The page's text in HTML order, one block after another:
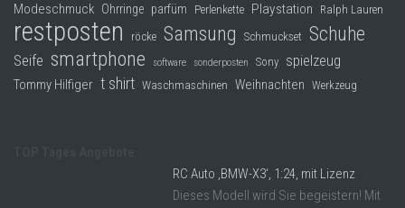
Modeschmuck Ohrringe parfüm Perlenkette Playstation Ralph Lauren
restposten röcke Samsung Schmuckset Schuhe
Seife smartphone software sonderposten Sony spielzeug
Tommy Hilfiger t shirt Waschmaschinen Weihnachten Werkzeug
RC Auto ‚BMW-X3‘, 1:24, mit Lizenz
Dieses Modell wird Sie begeistern! Mit